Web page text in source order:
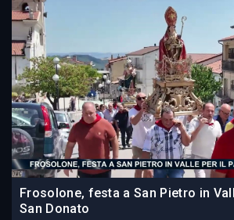
Frosolone, festa a San Pietro in
San Donato